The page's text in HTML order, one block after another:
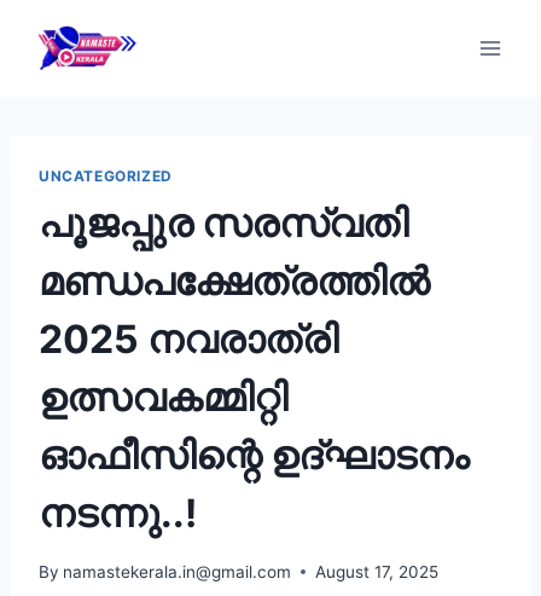
UNCATEGORIZED
പൂജപ്പുര സരസ്വതി
മണ്ഡപക്ഷേത്രത്തിൽ
2025 നവരാത്രി
ഉത്സവകമ്മിറ്റി
ഓഫീസിന്റെ ഉദ്ഘാടനം
നടന്നു..!
By namastekerala.in@gmail.com August 17, 2025